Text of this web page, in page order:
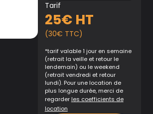
Tarif
25€ HT
(30€ TTC)
*tarif valable 1 jour en semaine
(retrait la veille et retour le
lendemain) ou le weekend
(retrait vendredi et retour
lundi). Pour une location de
plus longue durée, merci de
regarder les coefficients de
location